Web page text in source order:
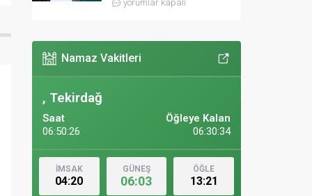
yorumlar kapalı
Namaz Vakitleri
, Tekirdağ
Saat
06:50:28
Öğleye Kalan
06:30:32
İMSAK
04:20
GÜNEŞ
06:03
ÖĞLE
13:21